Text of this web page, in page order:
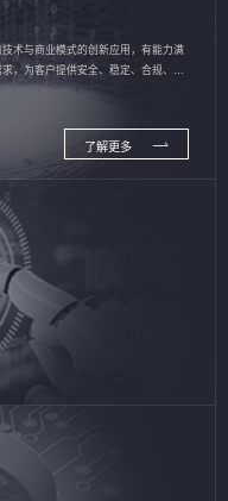
术与商业模式的创新应用，有能力满
，为客户提供安全、稳定、合规、持
了解更多